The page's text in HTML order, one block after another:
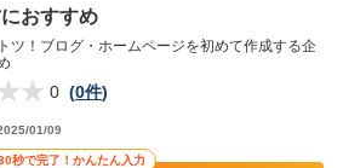
おすすめ
ツ！ブログ・ホームページを初めて作成する企
0 (0件)
01/09
秒で完了！かんたん入力